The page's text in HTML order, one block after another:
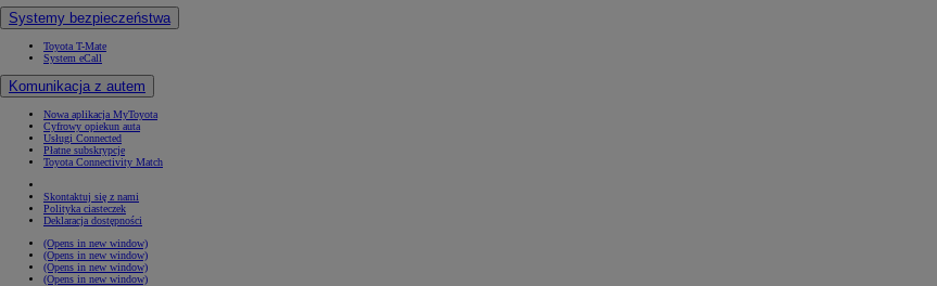
Systemy bezpieczeństwa
Toyota T-Mate
System eCall
Komunikacja z autem
Nowa aplikacja MyToyota
Cyfrowy opiekun auta
Usługi Connected
Płatne subskrypcje
Toyota Connectivity Match
Skontaktuj się z nami
Polityka ciasteczek
Deklaracja dostępności
(Opens in new window)
(Opens in new window)
(Opens in new window)
(Opens in new window)